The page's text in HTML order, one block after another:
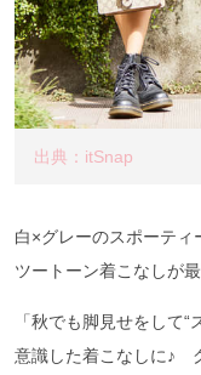
出典：itSnap
白×グレーのスポーティ
ツートーン着こなしが
「秋でも脚見せをして
意識した着こなしに♪